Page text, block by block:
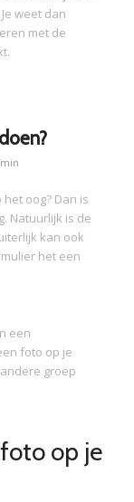
weet dan
met de
oog? Dan is
Natuurlijk is de
kan ook
het een
een
foto op je
groep
op je